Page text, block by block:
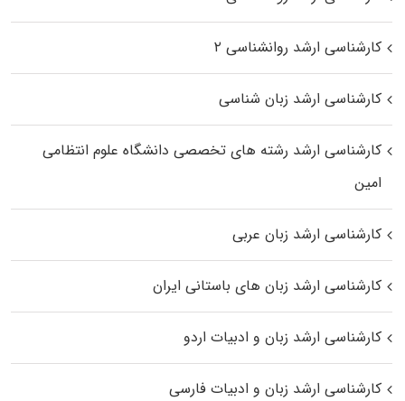
کارشناسی ارشد روانشناسی ۲
کارشناسی ارشد زبان شناسی
کارشناسی ارشد رﺷﺘﻪ ﻫﺎی تخصصی داﻧﺸﮕﺎه ﻋﻠﻮم انتظامی
اﻣﻴﻦ
کارشناسی ارشد زبان عربی
کارشناسی ارشد زبان‌ های باستانی ایران
کارشناسی ارشد زبان و ادبیات اردو
کارشناسی ارشد زبان و ادبیات فارسی